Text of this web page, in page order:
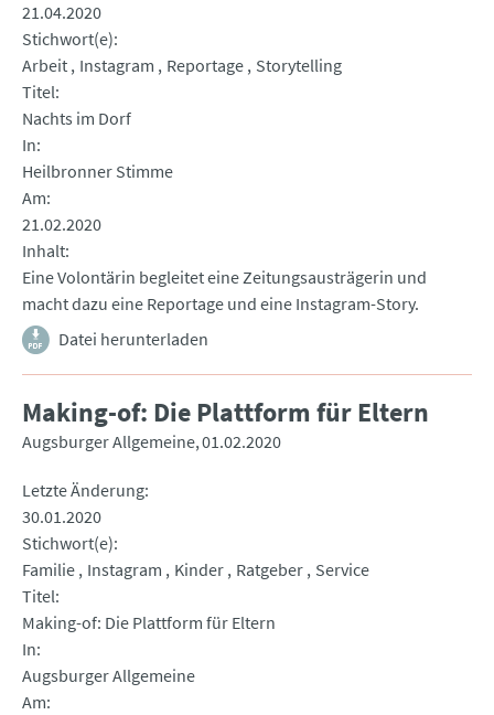
21.04.2020
Stichwort(e)
Arbeit Instagram Reportage Storytelling
Titel
Nachts im Dorf
In
Heilbronner Stimme
Am
21.02.2020
Inhalt
Eine Volontärin begleitet eine Zeitungsausträgerin und
macht dazu eine Reportage und eine Instagram-Story.
Datei herunterladen
Making-of: Die Plattform für Eltern
Augsburger Allgemeine 01.02.2020
Letzte Änderung
30.01.2020
Stichwort(e)
Familie Instagram Kinder Ratgeber Service
Titel
Making-of: Die Plattform für Eltern
In
Augsburger Allgemeine
Am